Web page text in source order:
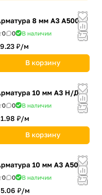
8 мм А3 А500С
0 0 В наличии
₽/м
В корзину
10 мм А3 Н/Д
0 0 В наличии
₽/м
В корзину
10 мм А3 А500С
0 0 В наличии
₽/м